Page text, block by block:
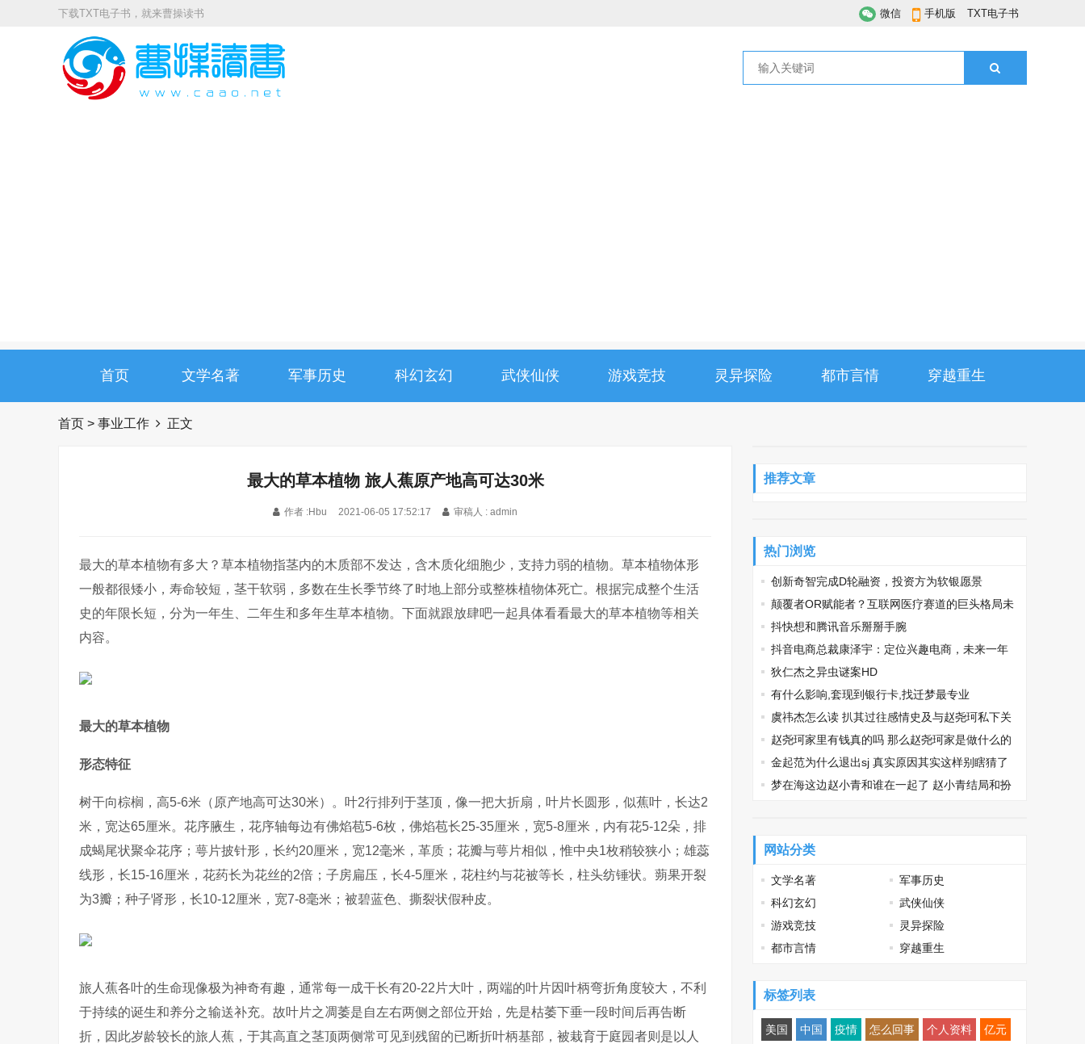
下载TXT电子书，就来曹操读书 微信 手机版 TXT电子书
首页 文学名著 军事历史 科幻玄幻 武侠仙侠 游戏竞技 灵异探险 都市言情 穿越重生
首页 > 事业工作 正文
最大的草本植物 旅人蕉原产地高可达30米
作者 :Hbu 2021-06-05 17:52:17 审稿人 : admin
最大的草本植物有多大？草本植物指茎内的木质部不发达，含木质化细胞少，支持力弱的植物。草本植物体形
一般都很矮小，寿命较短，茎干软弱，多数在生长季节终了时地上部分或整株植物体死亡。根据完成整个生活
史的年限长短，分为一年生、二年生和多年生草本植物。下面就跟放肆吧一起具体看看最大的草本植物等相关
内容。
最大的草本植物
形态特征
树干向棕榈，高5-6米（原产地高可达30米）。叶2行排列于茎顶，像一把大折扇，叶片长圆形，似蕉叶，长达2
米，宽达65厘米。花序腋生，花序轴每边有佛焰苞5-6枚，佛焰苞长25-35厘米，宽5-8厘米，内有花5-12朵，排
成蝎尾状聚伞花序；萼片披针形，长约20厘米，宽12毫米，革质；花瓣与萼片相似，惟中央1枚稍较狭小；雄蕊
线形，长15-16厘米，花药长为花丝的2倍；子房扁压，长4-5厘米，花柱约与花被等长，柱头纺锤状。蒴果开裂
为3瓣；种子肾形，长10-12厘米，宽7-8毫米；被碧蓝色、撕裂状假种皮。
旅人蕉各叶的生命现像极为神奇有趣，通常每一成干长有20-22片大叶，两端的叶片因叶柄弯折角度较大，不利
于持续的诞生和养分之输送补充。故叶片之凋萎是自左右两侧之部位开始，先是枯萎下垂一段时间后再告断
折，因此岁龄较长的旅人蕉，于其高直之茎顶两侧常可见到残留的已断折叶柄基部，被栽育于庭园者则是以人
推荐文章
热门浏览
创新奇智完成D轮融资，投资方为软银愿景
颠覆者OR赋能者？互联网医疗赛道的巨头格局未
定抖快想和腾讯音乐掰掰手腕
抖音电商总裁康泽宇：定位兴趣电商，未来一年
将推出三大扶持计划
狄仁杰之异虫谜案HD
有什么影响,套现到银行卡,找迁梦最专业
虞祎杰怎么读 扒其过往感情史及与赵尧珂私下关
系赵尧珂家里有钱真的吗 那么赵尧珂家是做什么的
呢金起范为什么退出sj 真实原因其实这样别瞎猜了
梦在海这边赵小青和谁在一起了 赵小青结局和扮
网站分类
文学名著
军事历史
科幻玄幻
武侠仙侠
游戏竞技
灵异探险
都市言情
穿越重生
标签列表
美国 中国 疫情 怎么回事 个人资料 亿元